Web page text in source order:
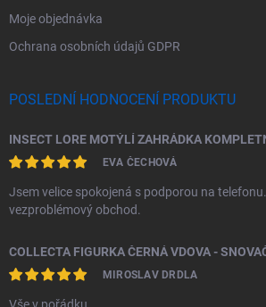
Moje objednávka
Ochrana osobních údajů GDPR
POSLEDNÍ HODNOCENÍ PRODUKTU
EVA ČECHOVÁ
Jsem velice spokojená s podporou na
vezproblémový obchod.
COLLECTA FIGURKA ČERNÁ VDOVA -
MIROSLAV DRDLA